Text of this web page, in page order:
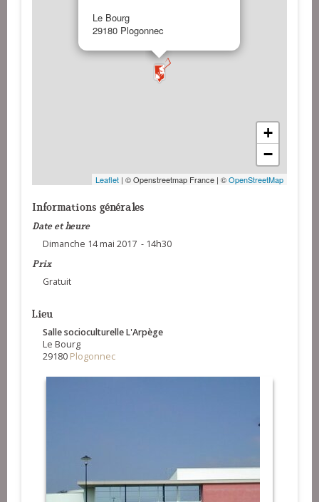
Le Bourg
29180 Plogonnec
+
−
Leaflet | © Openstreetmap France | ©OpenStreetMap
Informations générales
Date et heure
Dimanche 14 mai 2017 - 14h30
Prix
Gratuit
Lieu
Salle socioculturelle L'Arpège
Le Bourg
29180 Plogonnec